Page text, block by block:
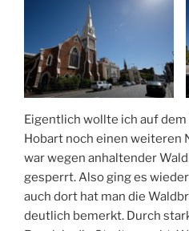
Eigentlich wollte ich auf
Hobart noch einen weiteren
war wegen anhaltender
gesperrt. Also ging es
auch dort hat man die
deutlich bemerkt. Durch